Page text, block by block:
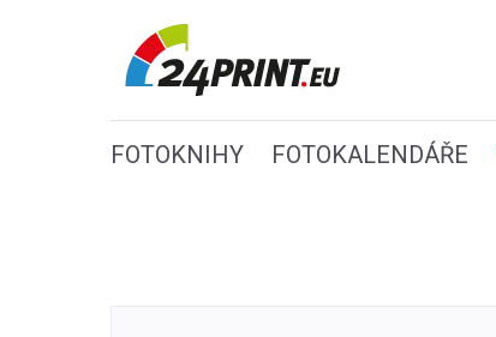
FOTOKNIHY FOTOKALENDÁŘE